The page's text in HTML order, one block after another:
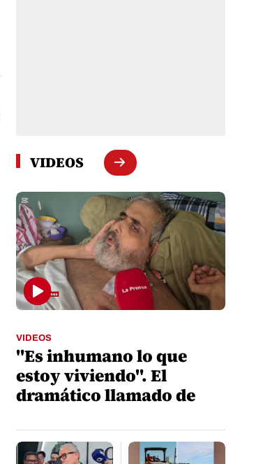
VIDEOS
VIDEOS
"Es inhumano lo que
estoy viviendo". El
dramático llamado de